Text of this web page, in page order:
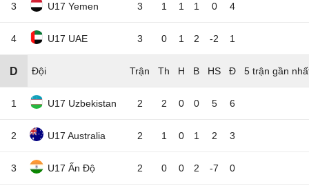
3 U17 Yemen 3 1 1 1 0 4
4 U17 UAE 3 0 1 2 -2 1
D Đội 5 trận gần
1 U17 Uzbekistan 2 2 0 0 5 6
2 U17 Australia 2 1 0 1 2 3
3 U17 Ấn Độ 2 0 0 2 -7 0